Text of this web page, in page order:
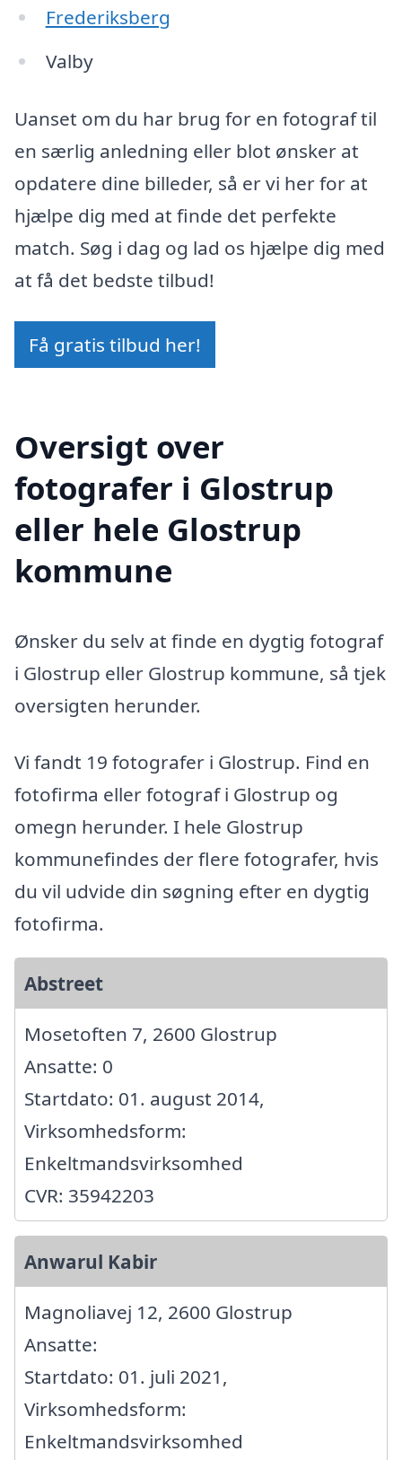
Frederiksberg
Valby
Uanset om du har brug for en fotograf til
en særlig anledning eller blot ønsker at
opdatere dine billeder, så er vi her for at
hjælpe dig med at finde det perfekte
match. Søg i dag og lad os hjælpe dig med
at få det bedste tilbud!
Få gratis tilbud her!
Oversigt over
fotografer i Glostrup
eller hele Glostrup
kommune
Ønsker du selv at finde en dygtig fotograf
i Glostrup eller Glostrup kommune, så tjek
oversigten herunder.
Vi fandt 19 fotografer i Glostrup. Find en
fotofirma eller fotograf i Glostrup og
omegn herunder. I hele Glostrup
kommunefindes der flere fotografer, hvis
du vil udvide din søgning efter en dygtig
fotofirma.
Abstreet
Mosetoften 7, 2600 Glostrup
Ansatte: 0
Startdato: 01. august 2014,
Virksomhedsform:
Enkeltmandsvirksomhed
CVR: 35942203
Anwarul Kabir
Magnoliavej 12, 2600 Glostrup
Ansatte:
Startdato: 01. juli 2021,
Virksomhedsform:
Enkeltmandsvirksomhed